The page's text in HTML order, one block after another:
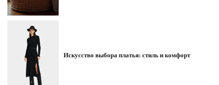
Искусство выбора платья: стиль и комфорт